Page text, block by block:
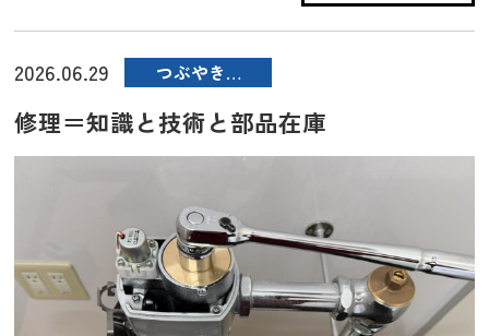
2026.06.29 つぶやき…
修理＝知識と技術と部品在庫